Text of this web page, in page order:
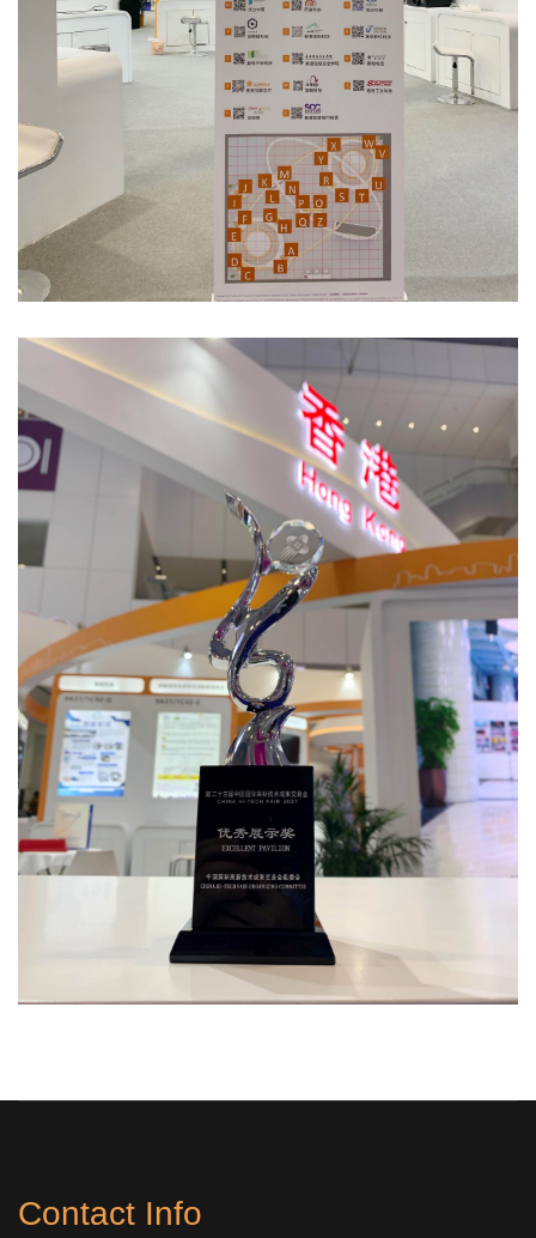
Contact Info